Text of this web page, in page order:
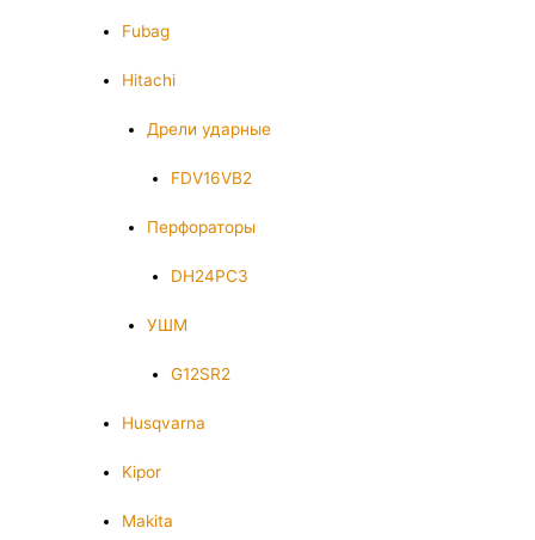
Fubag
Hitachi
Дрели ударные
FDV16VB2
Перфораторы
DH24PC3
УШМ
G12SR2
Husqvarna
Kipor
Makita